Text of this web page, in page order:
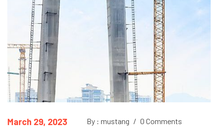
March 29, 2023 By : mustang / 0 Comments